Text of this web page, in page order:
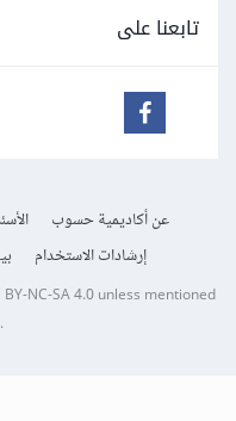
تابعنا على
عن أكاديمية حسوب
إرشادات الاستخدام
BY-NC-SA 4.0unless mentioned